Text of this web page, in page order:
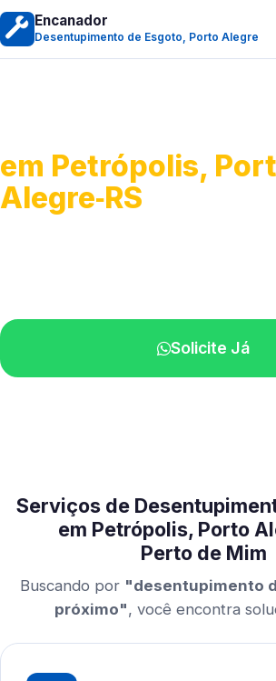
Encanador
Desentupimento de Esgoto, Porto Alegre
em Petrópolis,
Alegre‑RS
Solicite Já
Serviços de
em Petrópolis, Porto
Perto de Mim
Buscando por "desentupimento
próximo", você encontra